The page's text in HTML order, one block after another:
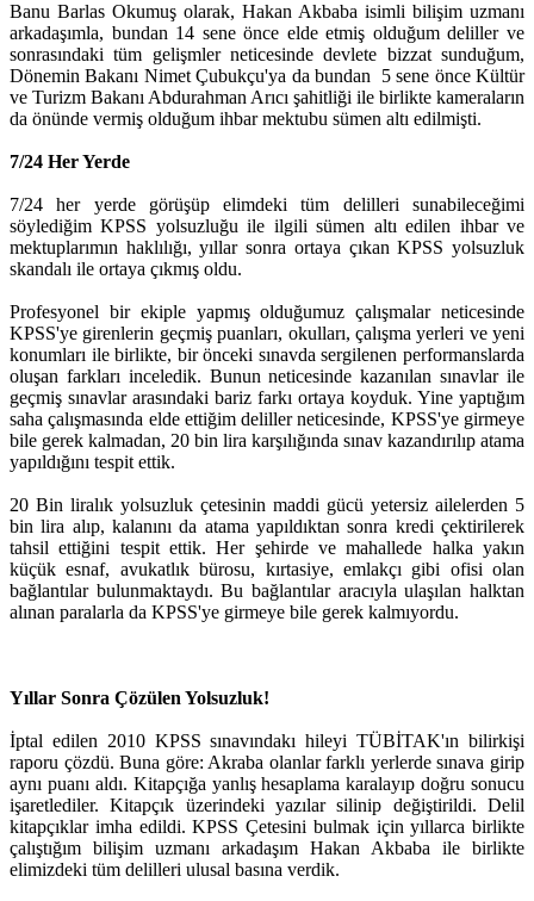
Banu Barlas Okumuş olarak, Hakan Akbaba isimli bilişim uzmanı
arkadaşımla, bundan 14 sene önce elde etmiş olduğum deliller ve
sonrasındaki tüm gelişmler neticesinde devlete bizzat sunduğum,
Dönemin Bakanı Nimet Çubukçu'ya da bundan 5 sene önce Kültür
ve Turizm Bakanı Abdurahman Arıcı şahitliği ile birlikte kameraların
da önünde vermiş olduğum ihbar mektubu sümen altı edilmişti.
7/24 Her Yerde
7/24 her yerde görüşüp elimdeki tüm delilleri sunabileceğimi
söylediğim KPSS yolsuzluğu ile ilgili sümen altı edilen ihbar ve
mektuplarımın haklılığı, yıllar sonra ortaya çıkan KPSS yolsuzluk
skandalı ile ortaya çıkmış oldu.
Profesyonel bir ekiple yapmış olduğumuz çalışmalar neticesinde
KPSS'ye girenlerin geçmiş puanları, okulları, çalışma yerleri ve yeni
konumları ile birlikte, bir önceki sınavda sergilenen performanslarda
oluşan farkları inceledik. Bunun neticesinde kazanılan sınavlar ile
geçmiş sınavlar arasındaki bariz farkı ortaya koyduk. Yine yaptığım
saha çalışmasında elde ettiğim deliller neticesinde, KPSS'ye girmeye
bile gerek kalmadan, 20 bin lira karşılığında sınav kazandırılıp atama
yapıldığını tespit ettik.
20 Bin liralık yolsuzluk çetesinin maddi gücü yetersiz ailelerden 5
bin lira alıp, kalanını da atama yapıldıktan sonra kredi çektirilerek
tahsil ettiğini tespit ettik. Her şehirde ve mahallede halka yakın
küçük esnaf, avukatlık bürosu, kırtasiye, emlakçı gibi ofisi olan
bağlantılar bulunmaktaydı. Bu bağlantılar aracıyla ulaşılan halktan
alınan paralarla da KPSS'ye girmeye bile gerek kalmıyordu.
Yıllar Sonra Çözülen Yolsuzluk!
İptal edilen 2010 KPSS sınavındakı hileyi TÜBİTAK'ın bilirkişi
raporu çözdü. Buna göre: Akraba olanlar farklı yerlerde sınava girip
aynı puanı aldı. Kitapçığa yanlış hesaplama karalayıp doğru sonucu
işaretlediler. Kitapçık üzerindeki yazılar silinip değiştirildi. Delil
kitapçıklar imha edildi. KPSS Çetesini bulmak için yıllarca birlikte
çalıştığım bilişim uzmanı arkadaşım Hakan Akbaba ile birlikte
elimizdeki tüm delilleri ulusal basına verdik.